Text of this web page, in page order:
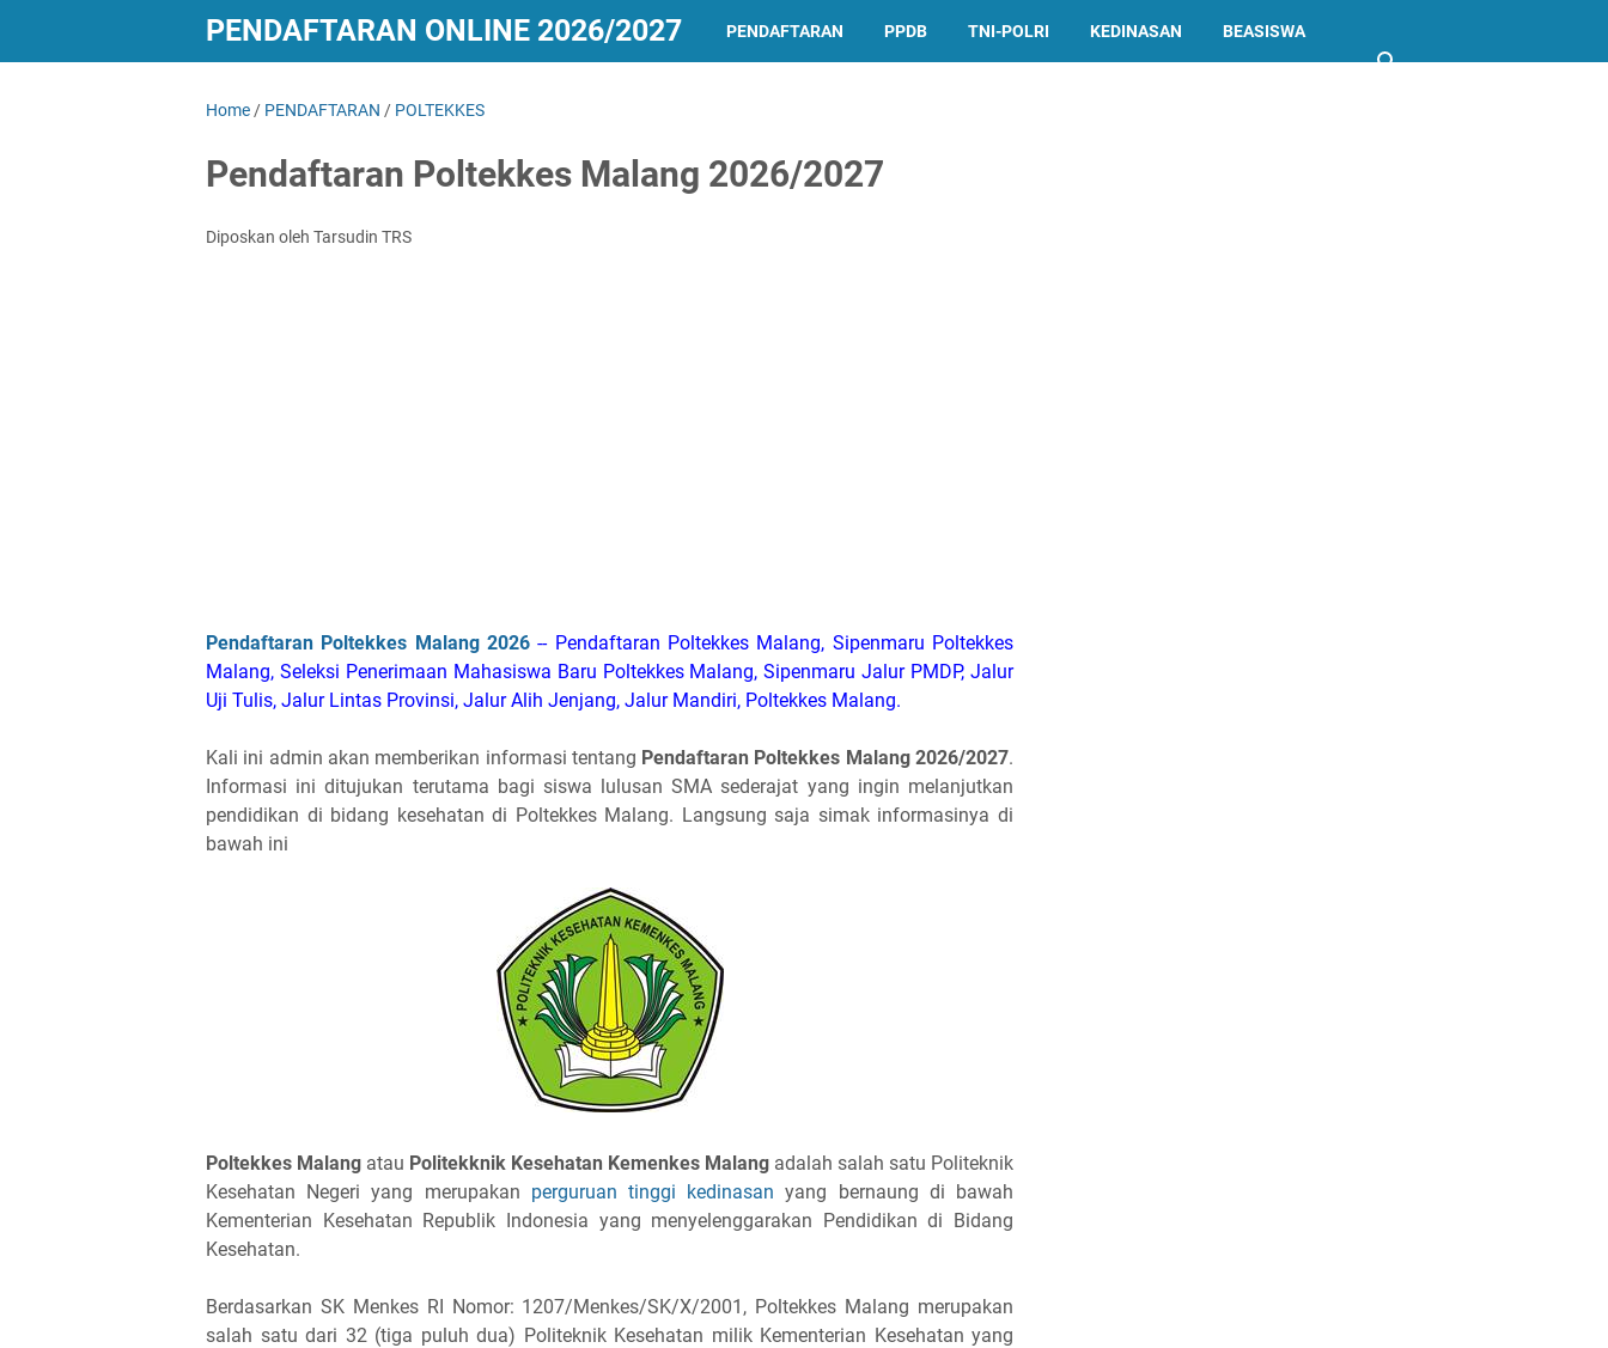
PENDAFTARAN ONLINE 2026/2027 PENDAFTARAN PPDB TNI-POLRI KEDINASAN BEASISWA
Home / PENDAFTARAN / POLTEKKES
Pendaftaran Poltekkes Malang 2026/2027
Diposkan oleh Tarsudin TRS
Pendaftaran Poltekkes Malang 2026 -- Pendaftaran Poltekkes Malang, Sipenmaru Poltekkes
Malang, Seleksi Penerimaan Mahasiswa Baru Poltekkes Malang, Sipenmaru Jalur PMDP, Jalur
Uji Tulis, Jalur Lintas Provinsi, Jalur Alih Jenjang, Jalur Mandiri, Poltekkes Malang.
Kali ini admin akan memberikan informasi tentang Pendaftaran Poltekkes Malang 2026/2027.
Informasi ini ditujukan terutama bagi siswa lulusan SMA sederajat yang ingin melanjutkan
pendidikan di bidang kesehatan di Poltekkes Malang. Langsung saja simak informasinya di
bawah ini
Poltekkes Malang atau Politekknik Kesehatan Kemenkes Malang adalah salah satu Politeknik
Kesehatan Negeri yang merupakan perguruan tinggi kedinasan yang bernaung di bawah
Kementerian Kesehatan Republik Indonesia yang menyelenggarakan Pendidikan di Bidang
Kesehatan.
Berdasarkan SK Menkes RI Nomor: 1207/Menkes/SK/X/2001, Poltekkes Malang merupakan
salah satu dari 32 (tiga puluh dua) Politeknik Kesehatan milik Kementerian Kesehatan yang